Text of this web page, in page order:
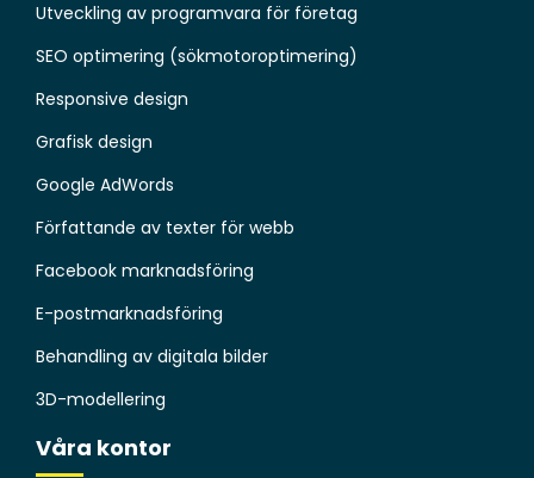
Utveckling av programvara för företag
SEO optimering (sökmotoroptimering)
Responsive design
Grafisk design
Google AdWords
Författande av texter för webb
Facebook marknadsföring
E-postmarknadsföring
Behandling av digitala bilder
3D-modellering
Våra kontor